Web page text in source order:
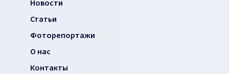
Новости
Статьи
Фоторепортажи
О нас
Контакты